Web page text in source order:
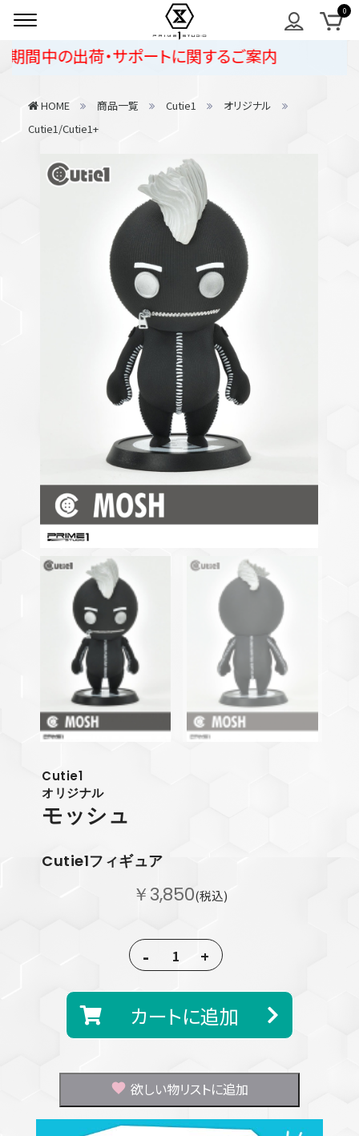
の出荷・サポートに関するご案内
HOME 商品一覧 Cutie1
オリジナル
Cutie1/Cutie1+
Cutie1
オリジナル
モッシュ
Cutie1フィギュア
￥3,850(税込)
- +
カートに追加
欲しい物リストに追加